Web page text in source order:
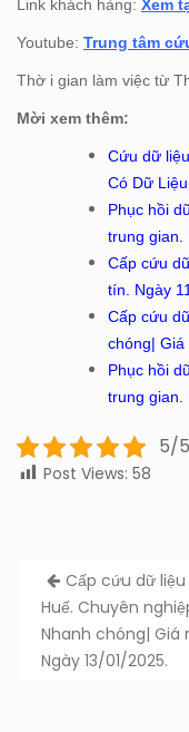
Link khách hàng: Xem
Youtube: Trung tâm
Thờ i gian làm việc từ
Mời xem thêm:
Cứu dữ
Có Dữ
Phục hồi
trung gian.
Cấp cứu
tín. Ngày
Cấp cứu
chóng| Giá
Phục hồi
trung gian.
5/
Post Views: 58
PostCấp cứu dữ
Huế. Chuyên
Nhanh chóng| Giá
Ngày 13/01/2025.